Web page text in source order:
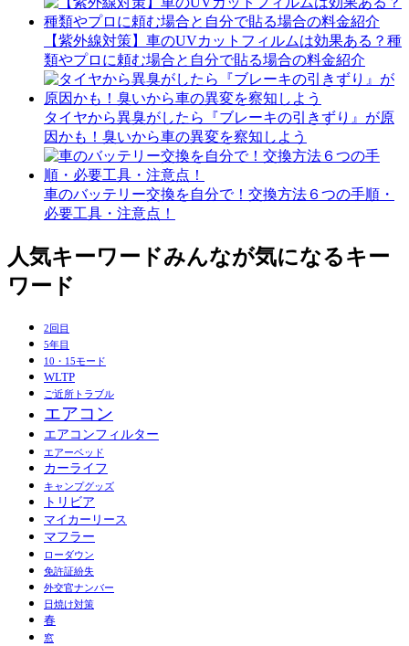
【紫外線対策】車のUVカットフィルムは効果ある？種
類やプロに頼む場合と自分で貼る場合の料金紹介
タイヤから異臭がしたら『ブレーキの引きずり』が原
因かも！臭いから車の異変を察知しよう
車のバッテリー交換を自分で！交換方法６つの手順・
必要工具・注意点！
人気キーワードみんなが気になるキー
ワード
2回目
5年目
10・15モード
WLTP
ご近所トラブル
エアコン
エアコンフィルター
エアーベッド
カーライフ
キャンプグッズ
トリビア
マイカーリース
マフラー
ローダウン
免許証紛失
外交官ナンバー
日焼け対策
春
窓